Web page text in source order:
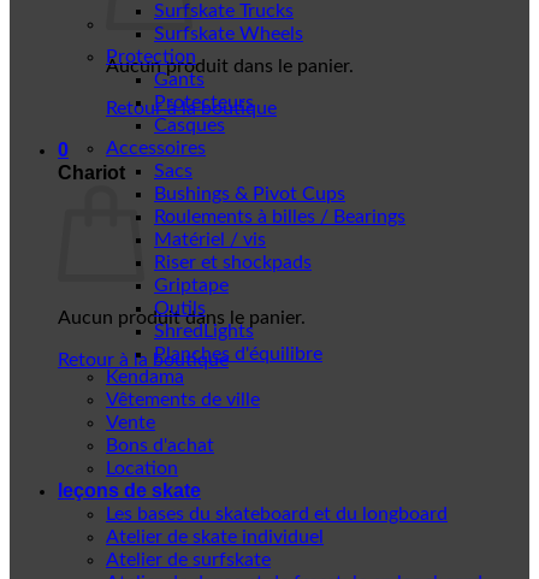
Aucun produit dans le panier.
Retour à la boutique
0
Chariot
Aucun produit dans le panier.
Retour à la boutique
Surfskate Trucks
Surfskate Wheels
Protection
Gants
Protecteurs
Casques
Accessoires
Sacs
Bushings & Pivot Cups
Roulements à billes / Bearings
Matériel / vis
Riser et shockpads
Griptape
Outils
ShredLights
Planches d'équilibre
Kendama
Vêtements de ville
Vente
Bons d'achat
Location
leçons de skate
Les bases du skateboard et du longboard
Atelier de skate individuel
Atelier de surfskate